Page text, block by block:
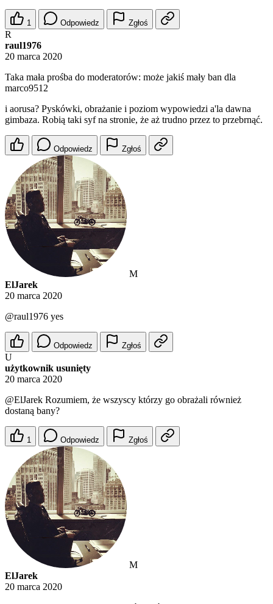
1 Odpowiedz Zgłoś
R
raul1976
20 marca 2020
Taka mała prośba do moderatorów: może jakiś mały ban dla
marco9512
i aorusa? Pyskówki, obrażanie i poziom wypowiedzi a'la dawna
gimbaza. Robią taki syf na stronie, że aż trudno przez to przebrnąć.
Odpowiedz Zgłoś
M
ElJarek
20 marca 2020
@raul1976 yes
Odpowiedz Zgłoś
U
użytkownik usunięty
20 marca 2020
@ElJarek Rozumiem, że wszyscy którzy go obrażali również
dostaną bany?
1 Odpowiedz Zgłoś
M
ElJarek
20 marca 2020